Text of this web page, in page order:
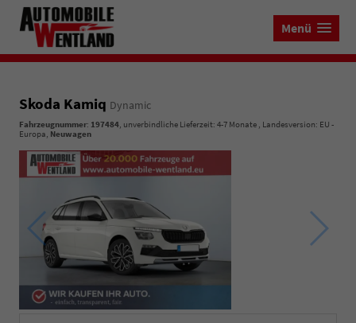
Menü
Skoda Kamiq Dynamic
Fahrzeugnummer: 197484, unverbindliche Lieferzeit: 4-7 Monate , Landesversion: EU -
Europa, Neuwagen